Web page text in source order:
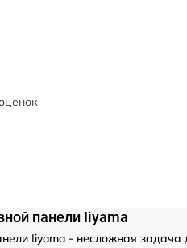
панели Iiyama
Iiyama - несложная